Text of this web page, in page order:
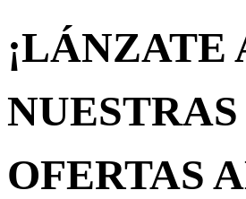
¡LÁNZATE
NUESTRAS
OFERTAS